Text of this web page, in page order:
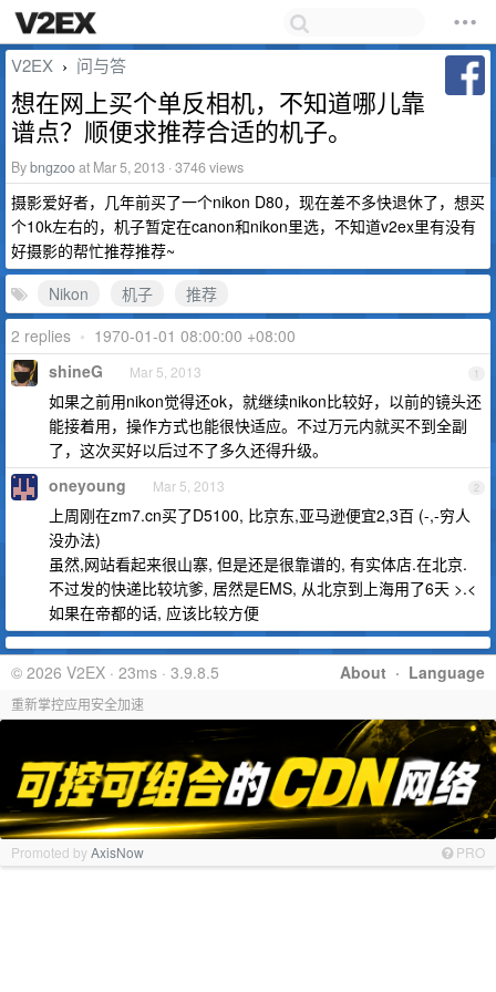
V2EX › 问与答
想在网上买个单反相机，不知道哪儿靠
谱点？顺便求推荐合适的机子。
Bybngzooat Mar 5, 2013 · 3746 views
摄影爱好者，几年前买了一个nikon D80，现在差不多快退休了，想买
个10k左右的，机子暂定在canon和nikon里选，不知道v2ex里有没有
好摄影的帮忙推荐推荐~
Nikon
机子
推荐
2 replies • 1970-01-01 08:00:00 +08:00
1
shineG Mar 5, 2013
如果之前用nikon觉得还ok，就继续nikon比较好，以前的镜头还
能接着用，操作方式也能很快适应。不过万元内就买不到全副
了，这次买好以后过不了多久还得升级。
2
oneyoung Mar 5, 2013
上周刚在zm7.cn买了D5100, 比京东,亚马逊便宜2,3百 (-,-穷人
没办法)
虽然,网站看起来很山寨, 但是还是很靠谱的, 有实体店.在北京.
不过发的快递比较坑爹, 居然是EMS, 从北京到上海用了6天 >.<
如果在帝都的话, 应该比较方便
About · Language
© 2026 V2EX · 23ms · 3.9.8.5
重新掌控应用安全加速
Promoted byAxisNow PRO